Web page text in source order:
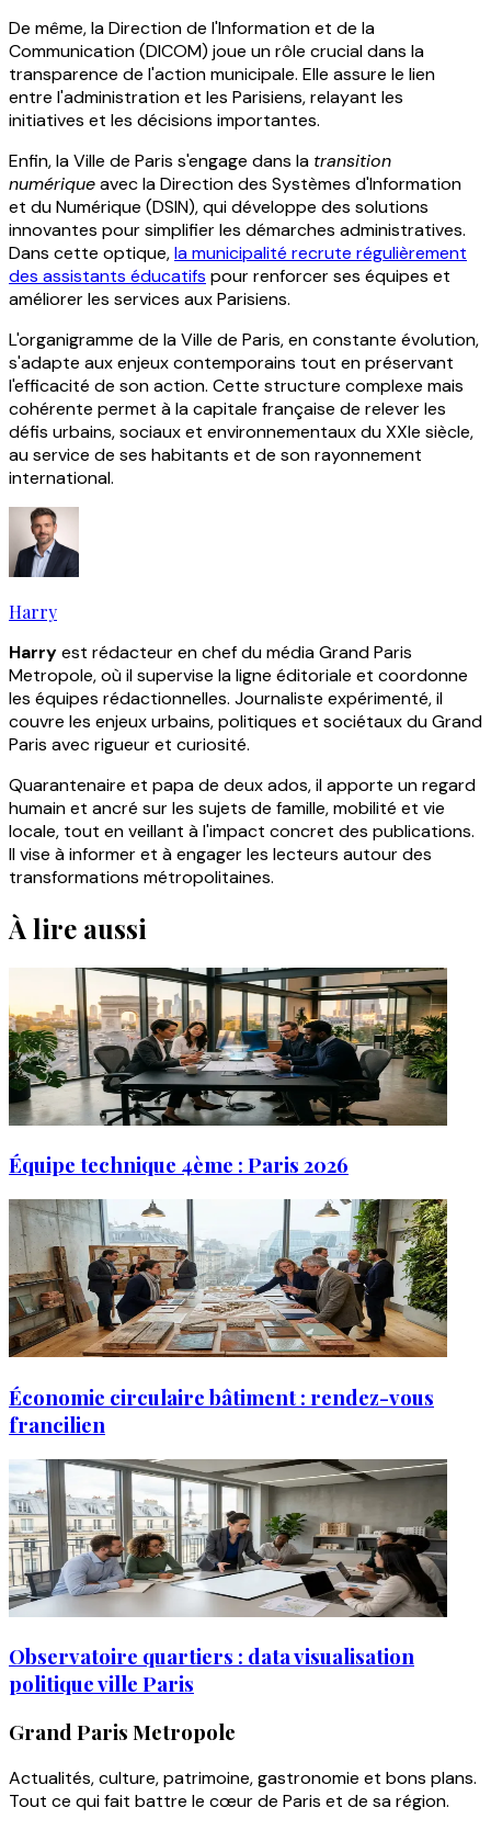
De même, la Direction de l'Information et de la
Communication (DICOM) joue un rôle crucial dans la
transparence de l'action municipale. Elle assure le lien
entre l'administration et les Parisiens, relayant les
initiatives et les décisions importantes.
Enfin, la Ville de Paris s'engage dans la transition
numériqueavec la Direction des Systèmes d'Information
et du Numérique (DSIN), qui développe des solutions
innovantes pour simplifier les démarches administratives.
Dans cette optique,la municipalité recrute régulièrement
des assistants éducatifs pour renforcer ses équipes et
améliorer les services aux Parisiens.
L'organigramme de la Ville de Paris, en constante évolution,
s'adapte aux enjeux contemporains tout en préservant
l'efficacité de son action. Cette structure complexe mais
cohérente permet à la capitale française de relever les
défis urbains, sociaux et environnementaux du XXIe siècle,
au service de ses habitants et de son rayonnement
international.
Harry
Harryest rédacteur en chef du média Grand Paris
Metropole, où il supervise la ligne éditoriale et coordonne
les équipes rédactionnelles. Journaliste expérimenté, il
couvre les enjeux urbains, politiques et sociétaux du Grand
Paris avec rigueur et curiosité.
Quarantenaire et papa de deux ados, il apporte un regard
humain et ancré sur les sujets de famille, mobilité et vie
locale, tout en veillant à l'impact concret des publications.
Il vise à informer et à engager les lecteurs autour des
transformations métropolitaines.
À lire aussi
Équipe technique 4ème : Paris 2026
Économie circulaire bâtiment : rendez-vous
francilien
Observatoire quartiers : data visualisation
politique ville Paris
Grand Paris Metropole
Actualités, culture, patrimoine, gastronomie et bons plans.
Tout ce qui fait battre le cœur de Paris et de sa région.